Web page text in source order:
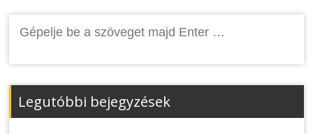
Legutóbbi bejegyzések